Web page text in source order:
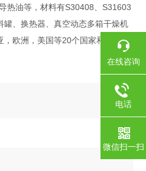
热油等，材料有S30408、S31603
、换热器、真空动态多箱干燥机
欧洲，美国等20个国家和地区。
在线咨询
电话
微信扫一扫